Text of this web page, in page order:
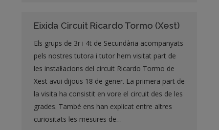
Eixida Circuit Ricardo Tormo (Xest)
Els grups de 3r i 4t de Secundària acompanyats
pels nostres tutora i tutor hem visitat part de
les instal·lacions del circuit Ricardo Tormo de
Xest avui dijous 18 de gener. La primera part de
la visita ha consistit en vore el circuit des de les
grades. També ens han explicat entre altres
curiositats les mesures de…